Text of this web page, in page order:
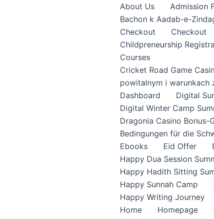
About Us Admission
Bachon k Aadab-e-
Checkout
Checkout
Childpreneurship
Courses
Cricket Road Game
powitalnym i warunkach
Dashboard
Digital
Digital Winter Camp
Dragonia Casino Bonus-
Bedingungen für die
Ebooks
Eid Offer
Happy Dua Session
Happy Hadith Sitting
Happy Sunnah Camp
Happy Writing Journey
Home
Homepage